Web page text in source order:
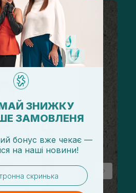
ЗНИЖКУ
ЗАМОВЛЕНЯ
бонус вже чекає —
на наші новини!